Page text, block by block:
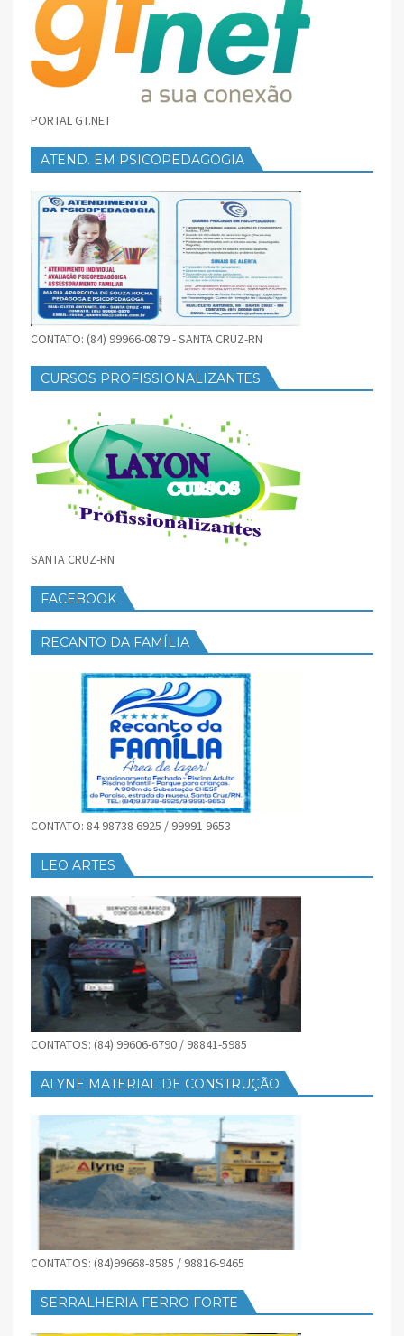
PORTAL GT.NET
ATEND. EM PSICOPEDAGOGIA
CONTATO: (84) 99966-0879 - SANTA CRUZ-RN
CURSOS PROFISSIONALIZANTES
SANTA CRUZ-RN
FACEBOOK
RECANTO DA FAMÍLIA
CONTATO: 84 98738 6925 / 99991 9653
LEO ARTES
CONTATOS: (84) 99606-6790 / 98841-5985
ALYNE MATERIAL DE CONSTRUÇÃO
CONTATOS: (84)99668-8585 / 98816-9465
SERRALHERIA FERRO FORTE